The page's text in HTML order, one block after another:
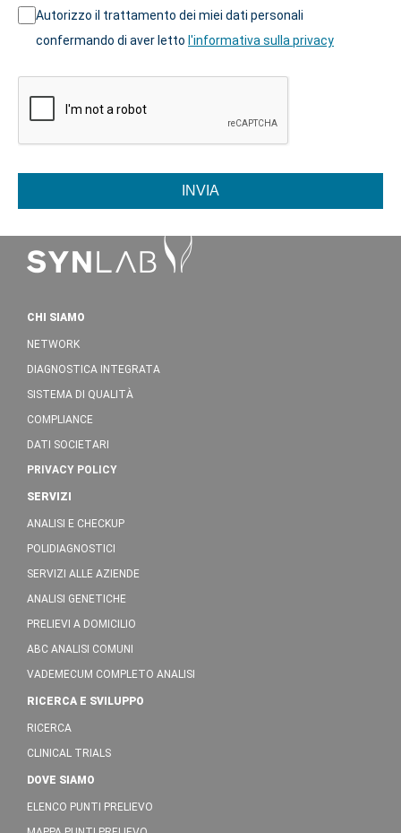
Autorizzo il trattamento dei miei dati personali
confermando di aver letto l'informativa sulla privacy
INVIA
CHI SIAMO
NETWORK
DIAGNOSTICA INTEGRATA
SISTEMA DI QUALITÀ
COMPLIANCE
DATI SOCIETARI
PRIVACY POLICY
SERVIZI
ANALISI E CHECKUP
POLIDIAGNOSTICI
SERVIZI ALLE AZIENDE
ANALISI GENETICHE
PRELIEVI A DOMICILIO
ABC ANALISI COMUNI
VADEMECUM COMPLETO ANALISI
RICERCA E SVILUPPO
RICERCA
CLINICAL TRIALS
DOVE SIAMO
ELENCO PUNTI PRELIEVO